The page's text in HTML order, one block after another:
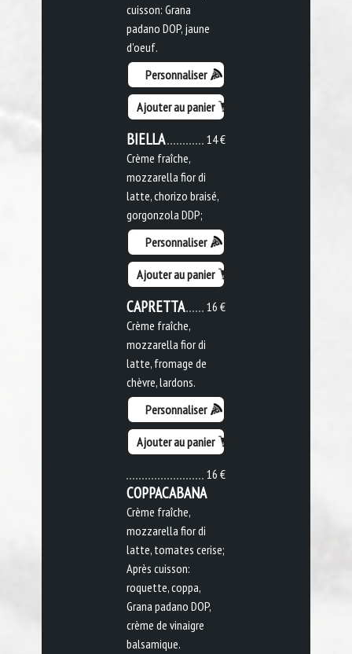
cuisson: Grana
padano DOP, jaune
d'oeuf.
Personnaliser
Ajouter au panier
14 €
BIELLA
Crème fraîche,
mozzarella fior di
latte, chorizo braisé,
gorgonzola DDP;
Personnaliser
Ajouter au panier
16 €
CAPRETTA
Crème fraîche,
mozzarella fior di
latte, fromage de
chèvre, lardons.
Personnaliser
Ajouter au panier
16 €
COPPACABANA
Crème fraîche,
mozzarella fior di
latte, tomates cerise;
Après cuisson:
roquette, coppa,
Grana padano DOP,
crème de vinaigre
balsamique.